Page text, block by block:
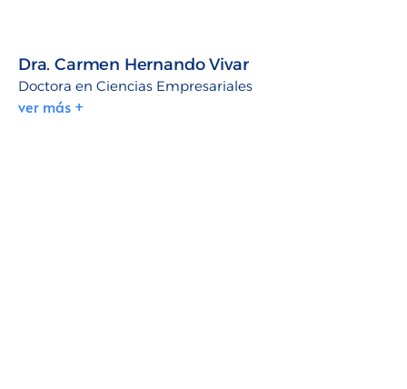
Dra. Carmen Hernando Vivar
Doctora en Ciencias Empresariales
ver más +